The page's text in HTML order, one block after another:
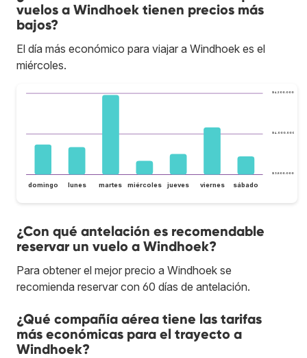
vuelos a Windhoek tienen precios más
bajos?
El día más económico para viajar a Windhoek es el
miércoles.
$ 3.800.000
$ 4.000.000
$ 4.200.000
domingo lunes martes miércoles jueves viernes sábado
¿Con qué antelación es recomendable
reservar un vuelo a Windhoek?
Para obtener el mejor precio a Windhoek se
recomienda reservar con 60 días de antelación.
¿Qué compañía aérea tiene las tarifas
más económicas para el trayecto a
Windhoek?